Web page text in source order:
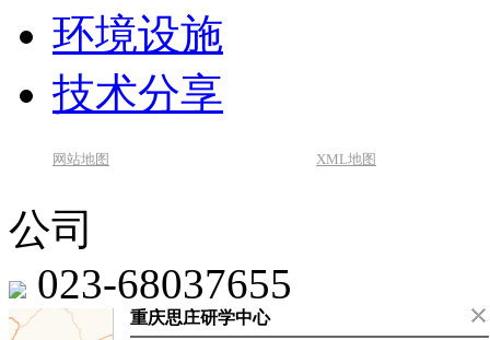
环境设施
技术分享
网站地图 XML地图
公司
023-68037655